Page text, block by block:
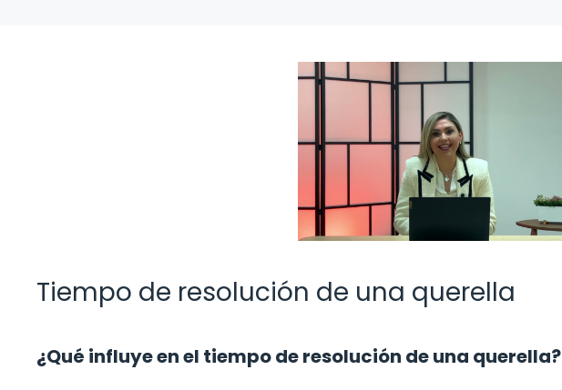
Tiempo de resolución de una querella
¿Qué influye en el tiempo de resolución de una querella?